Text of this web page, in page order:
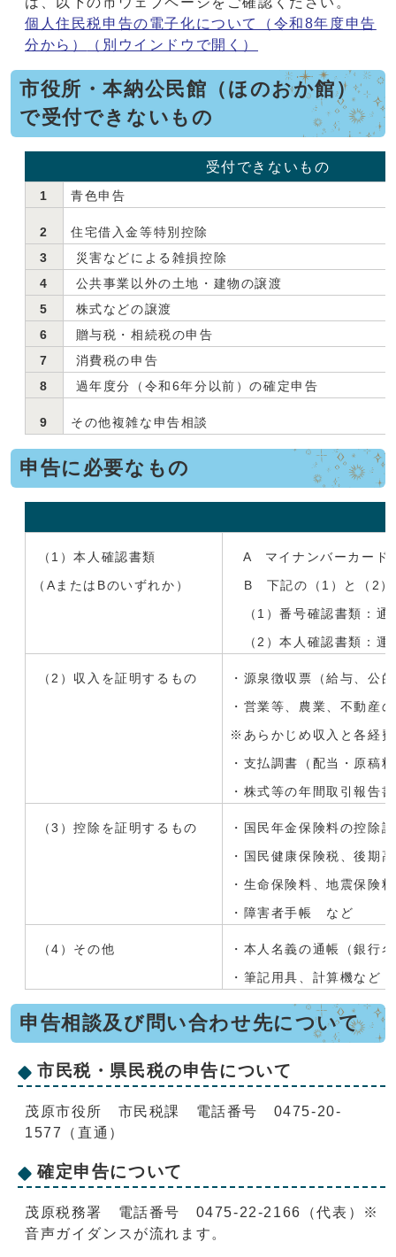
個人住民税申告の電子化について（令和8年度申告
分から）
（別ウインドウで開く）
市役所・本納公民館（ほのおか館）
で受付できないもの
受付できないもの
1 青色申告
2
住宅借入金等特別控除
3
災害などによる雑損控除
4
公共事業以外の土地・建物の譲渡
5
株式などの譲渡
6
贈与税・相続税の申告
7
消費税の申告
8
過年度分（令和6年分以前）の確定申告
9 その他複雑な申告相談
申告に必要なもの
（1）本人確認書類
（AまたはBのいずれか）
A マイナンバーカード
B 下記の（1）と（2）
（1）番号確認書類：通
（2）本人確認書類：運
（2）収入を証明するもの ・源泉徴収票（給与、公
・営業等、農業、不動産
※あらかじめ収入と各経
・支払調書（配当・原稿
・株式等の年間取引報告
（3）控除を証明するもの ・国民年金保険料の控除
・国民健康保険税、後期
・生命保険料、地震保険
・障害者手帳 など
（4）その他 ・本人名義の通帳（銀行
・筆記用具、計算機など
申告相談及び問い合わせ先について
市民税・県民税の申告について
茂原市役所 市民税課 電話番号 0475-20-
1577（直通）
確定申告について
茂原税務署 電話番号 0475-22-2166（代表）※
音声ガイダンスが流れます。